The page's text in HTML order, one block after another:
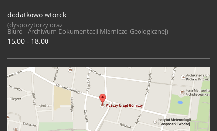
dodatkowo wtorek
(dyspozytorzy oraz
Biuro - Archiwum Dokumentacji Mierniczo-Geologicznej)
15.00 - 18.00